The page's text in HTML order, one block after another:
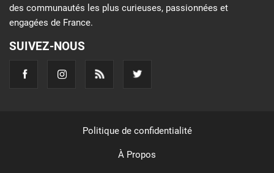
des communautés les plus curieuses, passionnées et
engagées de France.
SUIVEZ-NOUS
Politique de confidentialité
À Propos